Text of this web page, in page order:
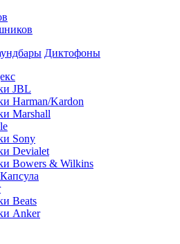
Диктофоны
JBL
Harman/Kardon
Marshall
Sony
Devialet
Bowers & Wilkins
Beats
Anker